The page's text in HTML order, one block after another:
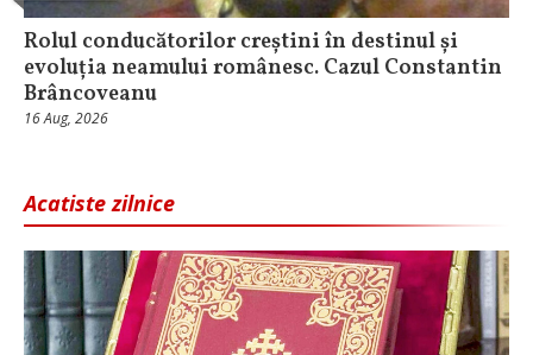
Rolul conducătorilor creștini în destinul și
evoluția neamului românesc. Cazul Constantin
Brâncoveanu
16 Aug, 2026
Acatiste zilnice